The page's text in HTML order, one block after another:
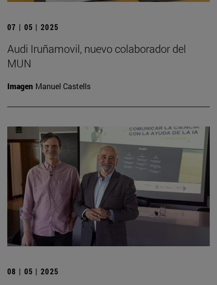
07 | 05 | 2025
Audi Iruñamovil, nuevo colaborador del
MUN
Imagen Manuel Castells
08 | 05 | 2025